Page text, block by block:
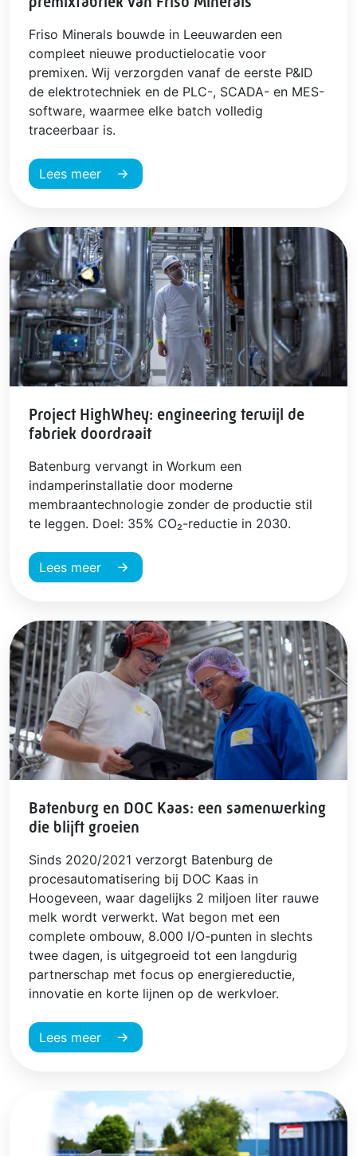
Friso Minerals bouwde in Leeuwarden een
compleet nieuwe productielocatie voor
premixen. Wij verzorgden vanaf de eerste P&ID
de elektrotechniek en de PLC-, SCADA- en MES-
software, waarmee elke batch volledig
traceerbaar is.
Lees meer
Project HighWhey: engineering terwijl de
fabriek doordraait
Batenburg vervangt in Workum een
indamperinstallatie door moderne
membraantechnologie zonder de productie stil
te leggen. Doel: 35% CO₂-reductie in 2030.
Lees meer
Batenburg en DOC Kaas: een samenwerking
die blijft groeien
Sinds 2020/2021 verzorgt Batenburg de
procesautomatisering bij DOC Kaas in
Hoogeveen, waar dagelijks 2 miljoen liter rauwe
melk wordt verwerkt. Wat begon met een
complete ombouw, 8.000 I/O-punten in slechts
twee dagen, is uitgegroeid tot een langdurig
partnerschap met focus op energiereductie,
innovatie en korte lijnen op de werkvloer.
Lees meer